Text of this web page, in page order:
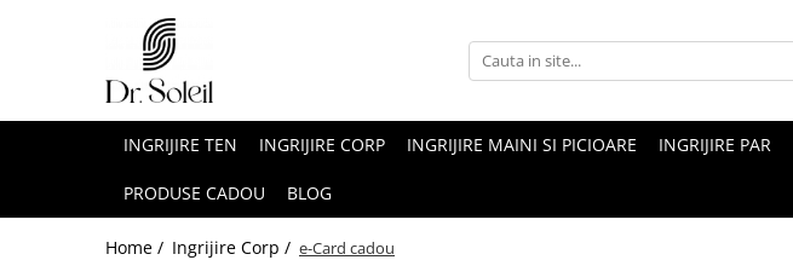
INGRIJIRE TEN INGRIJIRE CORP INGRIJIRE MAINI SI PICIOARE INGRIJIRE PAR
PRODUSE CADOU BLOG
Home / Ingrijire Corp / e-Card cadou